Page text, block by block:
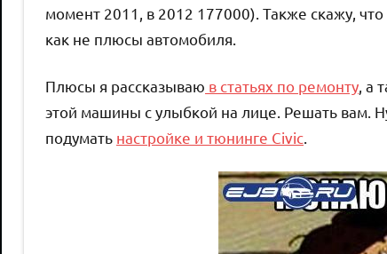
момент 2011, в 2012 177000). Также скажу,
как не плюсы автомобиля.
Плюсы я рассказываю в статьях по ремонту , а
этой машины с улыбкой на лице. Решать вам.
подумать настройке и тюнинге Civic